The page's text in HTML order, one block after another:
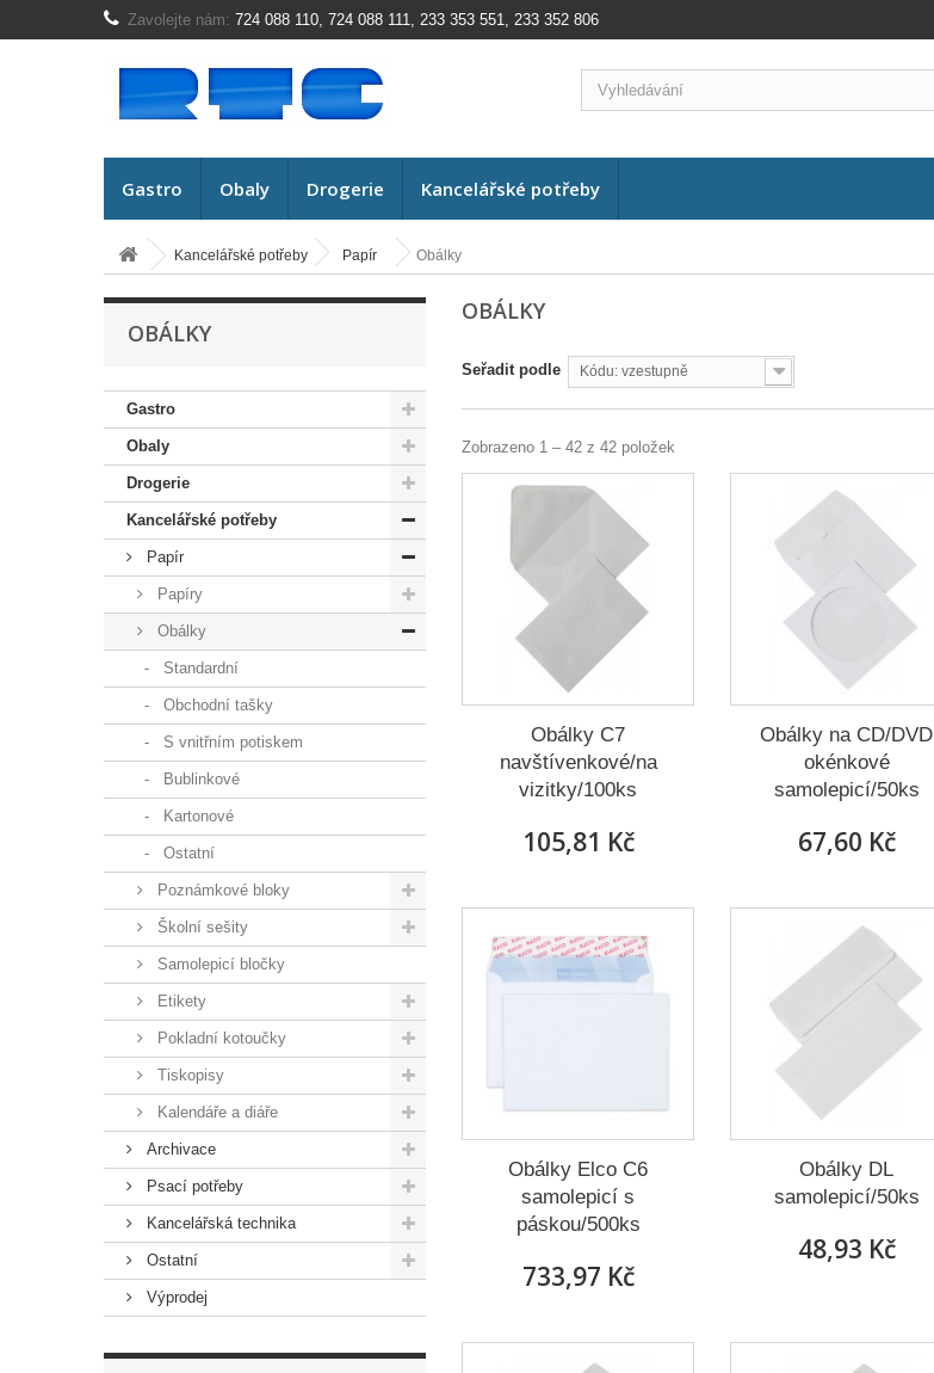
Zavolejte nám: 724 088 110, 724 088 111, 233 353 551, 233 352 806
Gastro Obaly Drogerie Kancelářské potřeby
Kancelářské potřeby Papír Obálky
OBÁLKY
Gastro
Obaly
Drogerie
Kancelářské potřeby
Papír
Papíry
Obálky
Standardní
Obchodní tašky
S vnitřním potiskem
Bublinkové
Kartonové
Ostatní
Poznámkové bloky
Školní sešity
Samolepicí bločky
Etikety
Pokladní kotoučky
Tiskopisy
Kalendáře a diáře
Archivace
Psací potřeby
Kancelářská technika
Ostatní
Výprodej
OBÁLKY
Seřadit podle Kódu: vzestupně
Zobrazeno 1 – 42 z 42 položek
Obálky C7
navštívenkové/na
vizitky/100ks
105,81 Kč
Obálky na CD/DVD
okénkové
samolepicí/50ks
67,60 Kč
Obálky Elco C6
samolepicí s
páskou/500ks
733,97 Kč
Obálky DL
samolepicí/50ks
48,93 Kč